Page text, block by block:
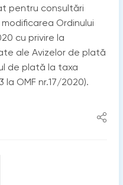
pentru consultări
Ordinului
cu privire la
ale Avizelor de plată
de plată la taxa
OMF nr.17/2020).